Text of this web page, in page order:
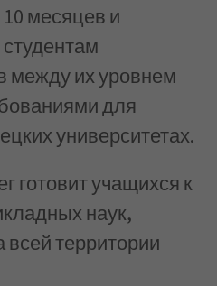
месяцев и
между их уровнем
для
университетах.
готовит учащихся к
наук,
территории